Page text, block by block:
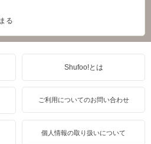
る
Shufoo!とは
ご利用についてのお問い合わせ
個人情報の取り扱いについて